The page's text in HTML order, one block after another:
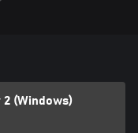
(Windows)